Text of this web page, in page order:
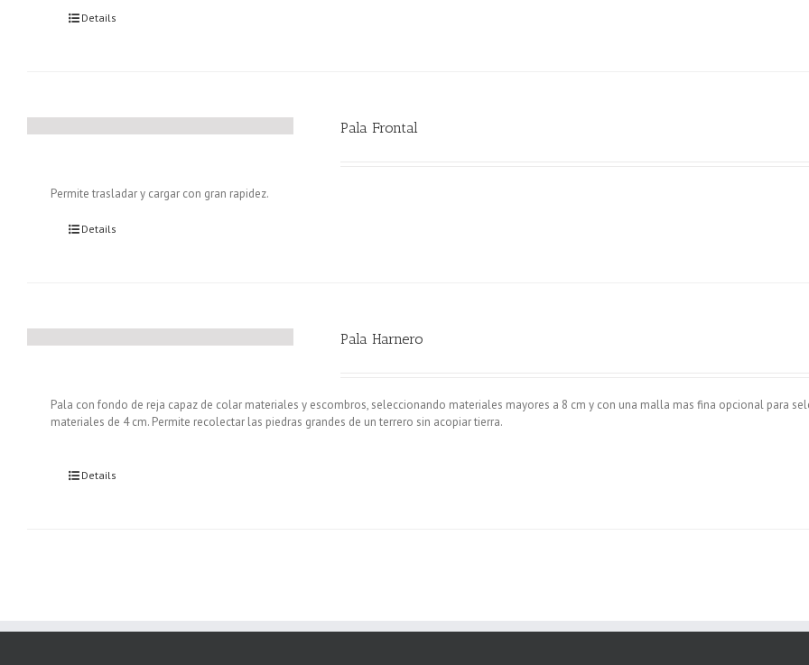
Details
Pala Frontal
Permite trasladar y cargar con gran rapidez.
Details
Pala Harnero
Pala con fondo de reja capaz de colar materiales y escombros, seleccionando materiales mayores a 8 cm y con una malla mas fina opcional para
materiales de 4 cm. Permite recolectar las piedras grandes de un terrero sin acopiar tierra.
Details